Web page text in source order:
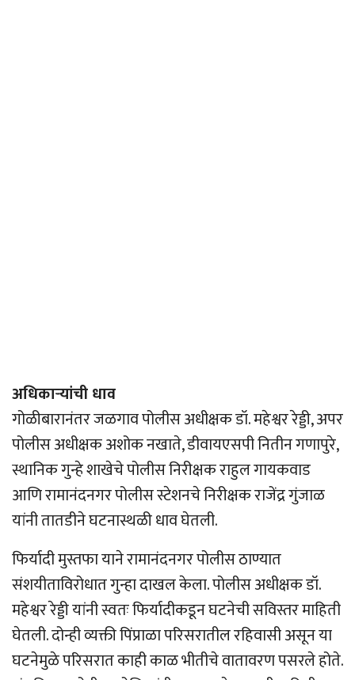
अधिकार्‍यांची धाव
गोळीबारानंतर जळगाव पोलीस अधीक्षक डॉ. महेश्वर रेड्डी, अपर
पोलीस अधीक्षक अशोक नखाते, डीवायएसपी नितीन गणापुरे,
स्थानिक गुन्हे शाखेचे पोलीस निरीक्षक राहुल गायकवाड
आणि रामानंदनगर पोलीस स्टेशनचे निरीक्षक राजेंद्र गुंजाळ
यांनी तातडीने घटनास्थळी धाव घेतली.
फिर्यादी मुस्तफा याने रामानंदनगर पोलीस ठाण्यात
संशयीताविरोधात गुन्हा दाखल केला. पोलीस अधीक्षक डॉ.
महेश्वर रेड्डी यांनी स्वतः फिर्यादीकडून घटनेची सविस्तर माहिती
घेतली. दोन्ही व्यक्ती पिंप्राळा परिसरातील रहिवासी असून या
घटनेमुळे परिसरात काही काळ भीतीचे वातावरण पसरले होते.